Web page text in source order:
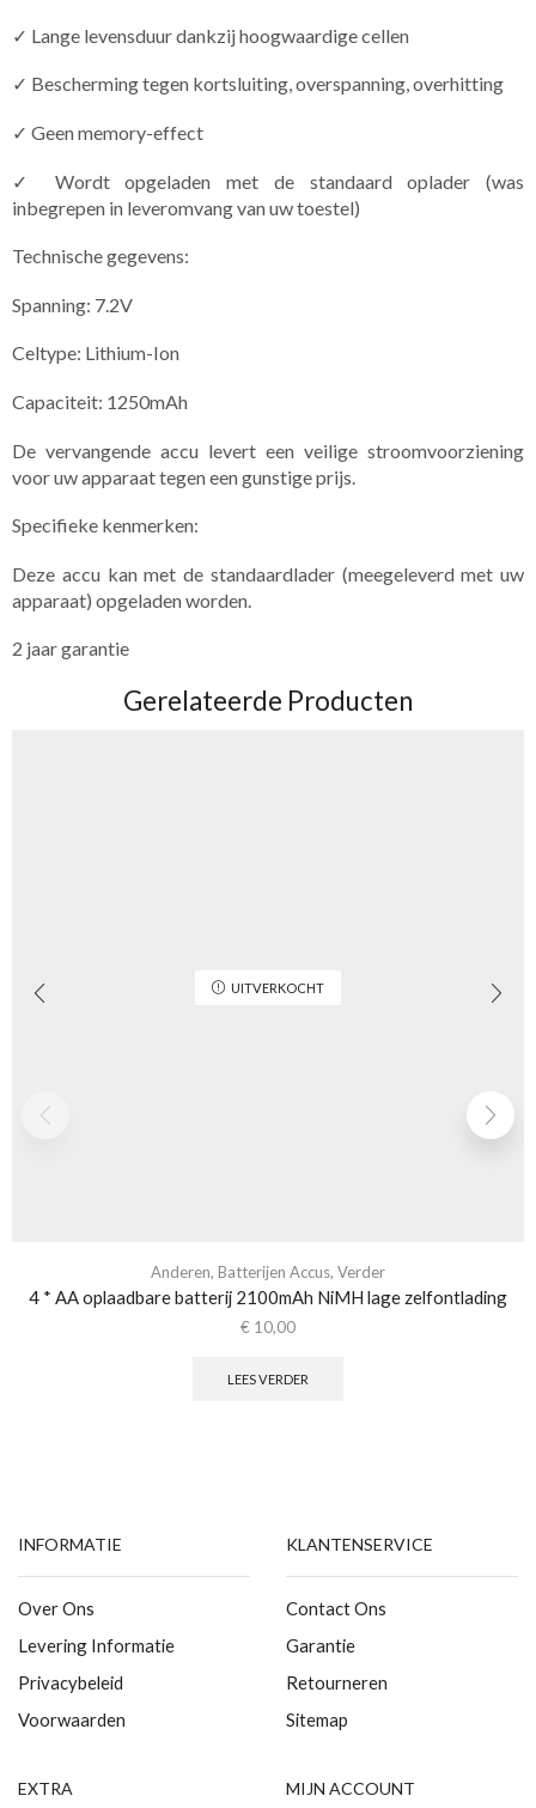
✓ Lange levensduur dankzij hoogwaardige cellen
✓ Bescherming tegen kortsluiting, overspanning, overhitting
✓ Geen memory-effect
✓ Wordt opgeladen met de standaard oplader (was
inbegrepen in leveromvang van uw toestel)
Technische gegevens:
Spanning: 7.2V
Celtype: Lithium-Ion
Capaciteit: 1250mAh
De vervangende accu levert een veilige stroomvoorziening
voor uw apparaat tegen een gunstige prijs.
Specifieke​ kenmerken:
Deze accu kan met de standaardlader (meegeleverd met uw
apparaat) opgeladen worden.
2 jaar garantie
Gerelateerde Producten
UITVERKOCHT
Anderen, Batterijen Accus, Verder
4 * AA oplaadbare batterij 2100mAh NiMH lage zelfontlading
€ 10,00
LEES VERDER
INFORMATIE
Over Ons
Levering Informatie
Privacybeleid
Voorwaarden
KLANTENSERVICE
Contact Ons
Garantie
Retourneren
Sitemap
EXTRA MIJN ACCOUNT